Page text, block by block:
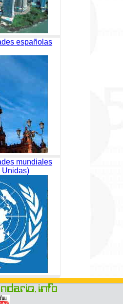
españolas
mundiales
Unidas)